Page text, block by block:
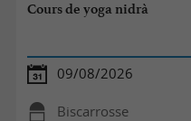
Cours de yoga nidrà
09/08/2026
Biscarrosse